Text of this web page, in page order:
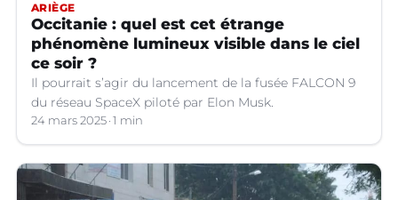
ARIÈGE
Occitanie : quel est cet étrange
phénomène lumineux visible dans le ciel
ce soir ?
Il pourrait s’agir du lancement de la fusée FALCON 9
du réseau SpaceX piloté par Elon Musk.
24 mars 2025 1 min